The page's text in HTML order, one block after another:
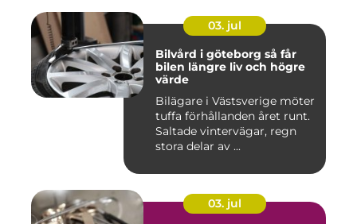
03. jul
Bilvård i göteborg så får
bilen längre liv och högre
värde
Bilägare i Västsverige möter
tuffa förhållanden året runt.
Saltade vintervägar, regn
stora delar av ...
03. jul